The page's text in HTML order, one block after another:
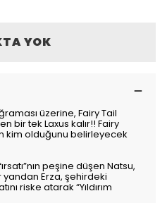
YOK
üzerine, Fairy Tail
bir tek Laxus kalır!! Fairy
kim olduğunu belirleyecek
peşine düşen Natsu,
yandan Erza, şehirdeki
riske atarak “Yıldırım